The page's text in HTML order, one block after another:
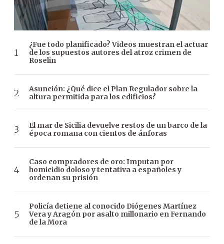
¿Fue todo planificado? Videos muestran el actuar
de los supuestos autores del atroz crimen de
Roselin
Asunción: ¿Qué dice el Plan Regulador sobre la
altura permitida para los edificios?
El mar de Sicilia devuelve restos de un barco de la
época romana con cientos de ánforas
Caso compradores de oro: Imputan por
homicidio doloso y tentativa a españoles y
ordenan su prisión
Policía detiene al conocido Diógenes Martínez
Vera y Aragón por asalto millonario en Fernando
de la Mora